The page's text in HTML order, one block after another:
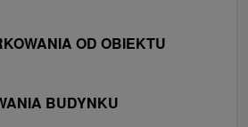
OD OBIEKTU
BUDYNKU